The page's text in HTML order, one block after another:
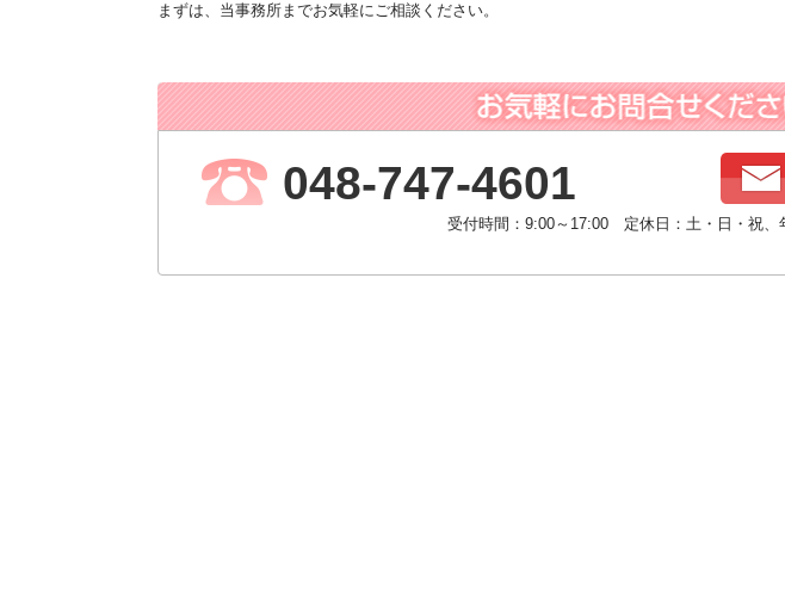
まずは、当事務所までお気軽にご相談ください。
048-747-4601
受付時間：9:00～17:00 定休日：土・日・祝、